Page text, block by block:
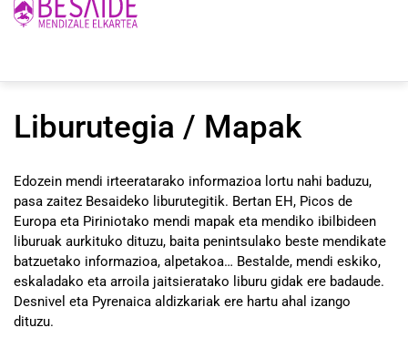
Liburutegia / Mapak
Edozein mendi irteeratarako informazioa lortu nahi baduzu,
pasa zaitez Besaideko liburutegitik. Bertan EH, Picos de
Europa eta Piriniotako mendi mapak eta mendiko ibilbideen
liburuak aurkituko dituzu, baita penintsulako beste mendikate
batzuetako informazioa, alpetakoa… Bestalde, mendi eskiko,
eskaladako eta arroila jaitsieratako liburu gidak ere badaude.
Desnivel eta Pyrenaica aldizkariak ere hartu ahal izango
dituzu.